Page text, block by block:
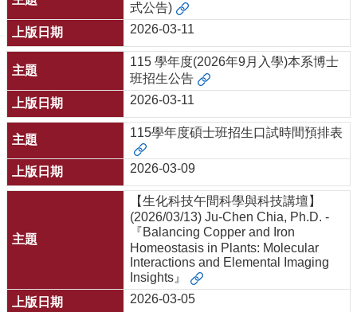
式公告)
2026-03-11
115 學年度(2026年9月入學)本系博士
班招生公告
2026-03-11
115學年度碩士班招生口試時間預排表
2026-03-09
【生化科技午間科學與科技講壇】
(2026/03/13) Ju-Chen Chia, Ph.D. -
『Balancing Copper and Iron
Homeostasis in Plants: Molecular
Interactions and Elemental Imaging
Insights』
2026-03-05